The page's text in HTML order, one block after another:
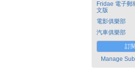
Fridae 電子郵
文版
電影俱樂部
汽車俱樂部
訂
Manage